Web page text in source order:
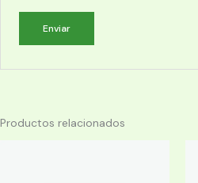
Productos relacionados